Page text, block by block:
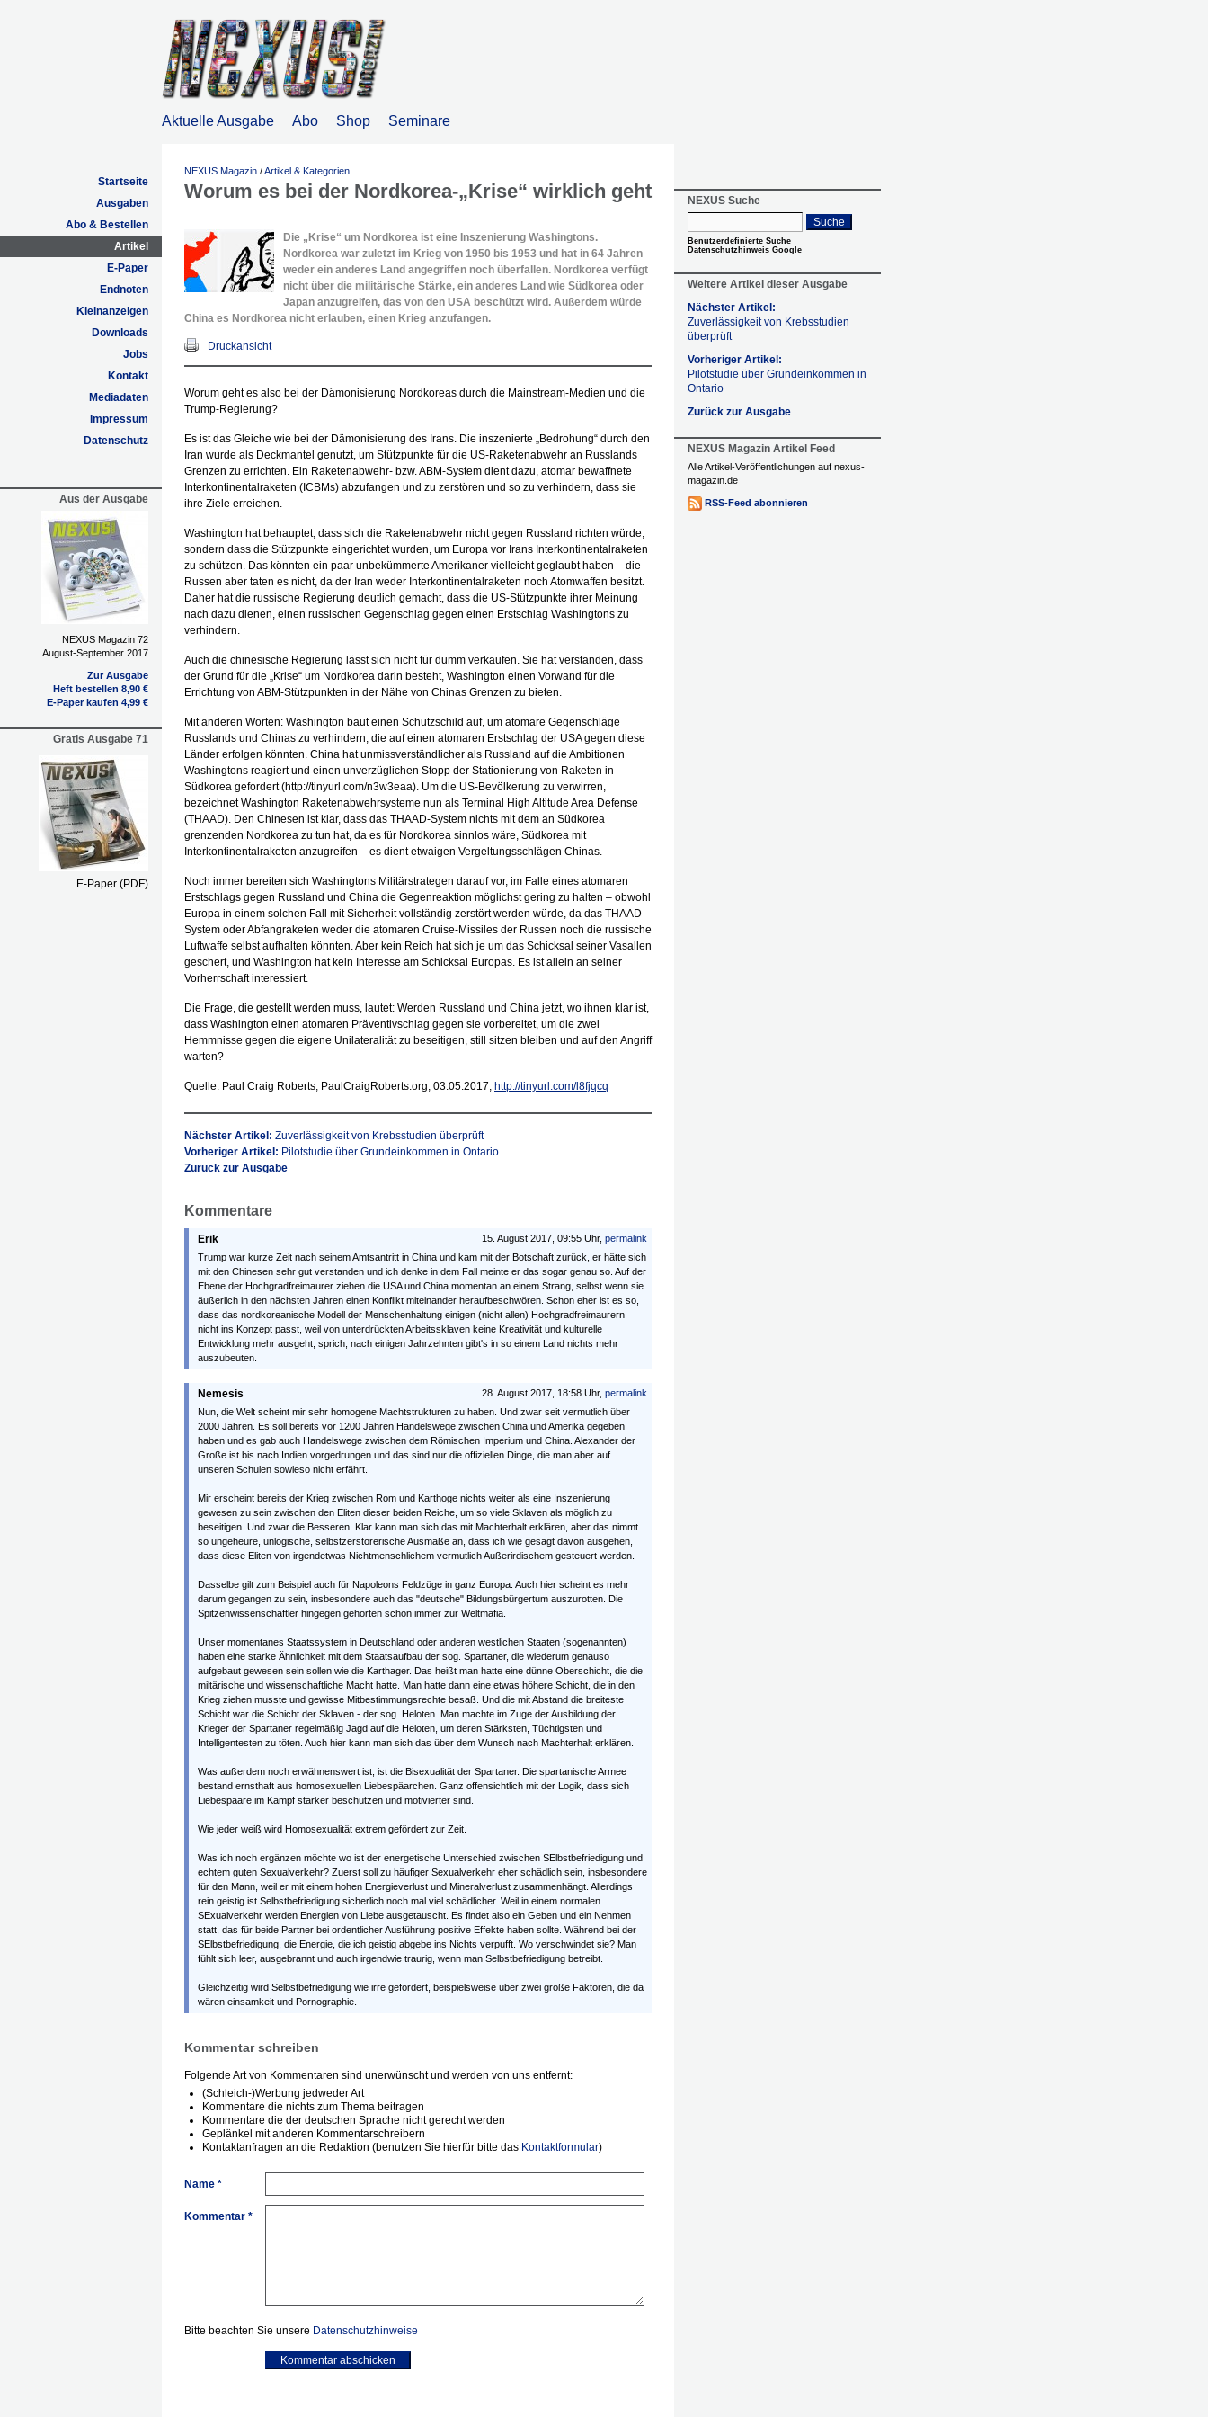
Aktuelle Ausgabe Abo Shop Seminare
Startseite
Ausgaben
Abo & Bestellen
Artikel
E-Paper
Endnoten
Kleinanzeigen
Downloads
Jobs
Kontakt
Mediadaten
Impressum
Datenschutz
Aus der Ausgabe
NEXUS Magazin 72
August-September 2017
Zur Ausgabe
Heft bestellen 8,90 €
E-Paper kaufen 4,99 €
Gratis Ausgabe 71
E-Paper (PDF)
NEXUS Magazin /Artikel & Kategorien
Worum es bei der Nordkorea-„Krise“ wirklich geht
Die „Krise“ um Nordkorea ist eine Inszenierung Washingtons.
Nordkorea war zuletzt im Krieg von 1950 bis 1953 und hat in 64 Jahren
weder ein anderes Land angegriffen noch überfallen. Nordkorea verfügt
nicht über die militärische Stärke, ein anderes Land wie Südkorea oder
Japan anzugreifen, das von den USA beschützt wird. Außerdem würde
China es Nordkorea nicht erlauben, einen Krieg anzufangen.
Druckansicht
Worum geht es also bei der Dämonisierung Nordkoreas durch die Mainstream-Medien und die
Trump-Regierung?
Es ist das Gleiche wie bei der Dämonisierung des Irans. Die inszenierte „Bedrohung“ durch den
Iran wurde als Deckmantel genutzt, um Stützpunkte für die US-Raketenabwehr an Russlands
Grenzen zu errichten. Ein Raketenabwehr- bzw. ABM-System dient dazu, atomar bewaffnete
Interkontinentalraketen (ICBMs) abzufangen und zu zerstören und so zu verhindern, dass sie
ihre Ziele erreichen.
Washington hat behauptet, dass sich die Raketenabwehr nicht gegen Russland richten würde,
sondern dass die Stützpunkte eingerichtet wurden, um Europa vor Irans Interkontinentalraketen
zu schützen. Das könnten ein paar unbekümmerte Amerikaner vielleicht geglaubt haben – die
Russen aber taten es nicht, da der Iran weder Interkontinentalraketen noch Atomwaffen besitzt.
Daher hat die russische Regierung deutlich gemacht, dass die US-Stützpunkte ihrer Meinung
nach dazu dienen, einen russischen Gegenschlag gegen einen Erstschlag Washingtons zu
verhindern.
Auch die chinesische Regierung lässt sich nicht für dumm verkaufen. Sie hat verstanden, dass
der Grund für die „Krise“ um Nordkorea darin besteht, Washington einen Vorwand für die
Errichtung von ABM-Stützpunkten in der Nähe von Chinas Grenzen zu bieten.
Mit anderen Worten: Washington baut einen Schutzschild auf, um atomare Gegenschläge
Russlands und Chinas zu verhindern, die auf einen atomaren Erstschlag der USA gegen diese
Länder erfolgen könnten. China hat unmissverständlicher als Russland auf die Ambitionen
Washingtons reagiert und einen unverzüglichen Stopp der Stationierung von Raketen in
Südkorea gefordert (http://tinyurl.com/n3w3eaa). Um die US-Bevölkerung zu verwirren,
bezeichnet Washington Raketenabwehrsysteme nun als Terminal High Altitude Area Defense
(THAAD). Den Chinesen ist klar, dass das THAAD-System nichts mit dem an Südkorea
grenzenden Nordkorea zu tun hat, da es für Nordkorea sinnlos wäre, Südkorea mit
Interkontinentalraketen anzugreifen – es dient etwaigen Vergeltungsschlägen Chinas.
Noch immer bereiten sich Washingtons Militärstrategen darauf vor, im Falle eines atomaren
Erstschlags gegen Russland und China die Gegenreaktion möglichst gering zu halten – obwohl
Europa in einem solchen Fall mit Sicherheit vollständig zerstört werden würde, da das THAAD-
System oder Abfangraketen weder die atomaren Cruise-Missiles der Russen noch die russische
Luftwaffe selbst aufhalten könnten. Aber kein Reich hat sich je um das Schicksal seiner Vasallen
geschert, und Washington hat kein Interesse am Schicksal Europas. Es ist allein an seiner
Vorherrschaft interessiert.
Die Frage, die gestellt werden muss, lautet: Werden Russland und China jetzt, wo ihnen klar ist,
dass Washington einen atomaren Präventivschlag gegen sie vorbereitet, um die zwei
Hemmnisse gegen die eigene Unilateralität zu beseitigen, still sitzen bleiben und auf den Angriff
warten?
Quelle: Paul Craig Roberts, PaulCraigRoberts.org, 03.05.2017, http://tinyurl.com/l8fjqcq
Nächster Artikel: Zuverlässigkeit von Krebsstudien überprüft
Vorheriger Artikel: Pilotstudie über Grundeinkommen in Ontario
Zurück zur Ausgabe
Kommentare
15. August 2017, 09:55 Uhr, permalink
Erik
Trump war kurze Zeit nach seinem Amtsantritt in China und kam mit der Botschaft zurück, er hätte sich
mit den Chinesen sehr gut verstanden und ich denke in dem Fall meinte er das sogar genau so. Auf der
Ebene der Hochgradfreimaurer ziehen die USA und China momentan an einem Strang, selbst wenn sie
äußerlich in den nächsten Jahren einen Konflikt miteinander heraufbeschwören. Schon eher ist es so,
dass das nordkoreanische Modell der Menschenhaltung einigen (nicht allen) Hochgradfreimaurern
nicht ins Konzept passt, weil von unterdrückten Arbeitssklaven keine Kreativität und kulturelle
Entwicklung mehr ausgeht, sprich, nach einigen Jahrzehnten gibt's in so einem Land nichts mehr
auszubeuten.
28. August 2017, 18:58 Uhr, permalink
Nemesis
Nun, die Welt scheint mir sehr homogene Machtstrukturen zu haben. Und zwar seit vermutlich über
2000 Jahren. Es soll bereits vor 1200 Jahren Handelswege zwischen China und Amerika gegeben
haben und es gab auch Handelswege zwischen dem Römischen Imperium und China. Alexander der
Große ist bis nach Indien vorgedrungen und das sind nur die offiziellen Dinge, die man aber auf
unseren Schulen sowieso nicht erfährt.
Mir erscheint bereits der Krieg zwischen Rom und Karthoge nichts weiter als eine Inszenierung
gewesen zu sein zwischen den Eliten dieser beiden Reiche, um so viele Sklaven als möglich zu
beseitigen. Und zwar die Besseren. Klar kann man sich das mit Machterhalt erklären, aber das nimmt
so ungeheure, unlogische, selbstzerstörerische Ausmaße an, dass ich wie gesagt davon ausgehen,
dass diese Eliten von irgendetwas Nichtmenschlichem vermutlich Außerirdischem gesteuert werden.
Dasselbe gilt zum Beispiel auch für Napoleons Feldzüge in ganz Europa. Auch hier scheint es mehr
darum gegangen zu sein, insbesondere auch das "deutsche" Bildungsbürgertum auszurotten. Die
Spitzenwissenschaftler hingegen gehörten schon immer zur Weltmafia.
Unser momentanes Staatssystem in Deutschland oder anderen westlichen Staaten (sogenannten)
haben eine starke Ähnlichkeit mit dem Staatsaufbau der sog. Spartaner, die wiederum genauso
aufgebaut gewesen sein sollen wie die Karthager. Das heißt man hatte eine dünne Oberschicht, die die
miltärische und wissenschaftliche Macht hatte. Man hatte dann eine etwas höhere Schicht, die in den
Krieg ziehen musste und gewisse Mitbestimmungsrechte besaß. Und die mit Abstand die breiteste
Schicht war die Schicht der Sklaven - der sog. Heloten. Man machte im Zuge der Ausbildung der
Krieger der Spartaner regelmäßig Jagd auf die Heloten, um deren Stärksten, Tüchtigsten und
Intelligentesten zu töten. Auch hier kann man sich das über dem Wunsch nach Machterhalt erklären.
Was außerdem noch erwähnenswert ist, ist die Bisexualität der Spartaner. Die spartanische Armee
bestand ernsthaft aus homosexuellen Liebespäarchen. Ganz offensichtlich mit der Logik, dass sich
Liebespaare im Kampf stärker beschützen und motivierter sind.
Wie jeder weiß wird Homosexualität extrem gefördert zur Zeit.
Was ich noch ergänzen möchte wo ist der energetische Unterschied zwischen SElbstbefriedigung und
echtem guten Sexualverkehr? Zuerst soll zu häufiger Sexualverkehr eher schädlich sein, insbesondere
für den Mann, weil er mit einem hohen Energieverlust und Mineralverlust zusammenhängt. Allerdings
rein geistig ist Selbstbefriedigung sicherlich noch mal viel schädlicher. Weil in einem normalen
SExualverkehr werden Energien von Liebe ausgetauscht. Es findet also ein Geben und ein Nehmen
statt, das für beide Partner bei ordentlicher Ausführung positive Effekte haben sollte. Während bei der
SElbstbefriedigung, die Energie, die ich geistig abgebe ins Nichts verpufft. Wo verschwindet sie? Man
fühlt sich leer, ausgebrannt und auch irgendwie traurig, wenn man Selbstbefriedigung betreibt.
Gleichzeitig wird Selbstbefriedigung wie irre gefördert, beispielsweise über zwei große Faktoren, die da
wären einsamkeit und Pornographie.
Kommentar schreiben
Folgende Art von Kommentaren sind unerwünscht und werden von uns entfernt:
(Schleich-)Werbung jedweder Art
Kommentare die nichts zum Thema beitragen
Kommentare die der deutschen Sprache nicht gerecht werden
Geplänkel mit anderen Kommentarschreibern
Kontaktanfragen an die Redaktion (benutzen Sie hierfür bitte das Kontaktformular)
Name *
Kommentar *
Bitte beachten Sie unsere Datenschutzhinweise
Kommentar abschicken
NEXUS Suche
Suche
Benutzerdefinierte Suche
Datenschutzhinweis Google
Weitere Artikel dieser Ausgabe
Nächster Artikel:
Zuverlässigkeit von Krebsstudien
überprüft
Vorheriger Artikel:
Pilotstudie über Grundeinkommen in
Ontario
Zurück zur Ausgabe
NEXUS Magazin Artikel Feed
Alle Artikel-Veröffentlichungen auf nexus-
magazin.de
RSS-Feed abonnieren